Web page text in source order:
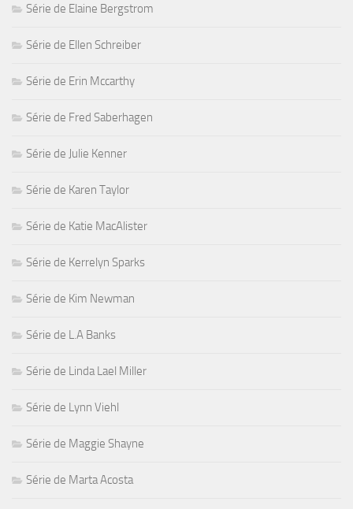
Série de Elaine Bergstrom
Série de Ellen Schreiber
Série de Erin Mccarthy
Série de Fred Saberhagen
Série de Julie Kenner
Série de Karen Taylor
Série de Katie MacAlister
Série de Kerrelyn Sparks
Série de Kim Newman
Série de L.A Banks
Série de Linda Lael Miller
Série de Lynn Viehl
Série de Maggie Shayne
Série de Marta Acosta